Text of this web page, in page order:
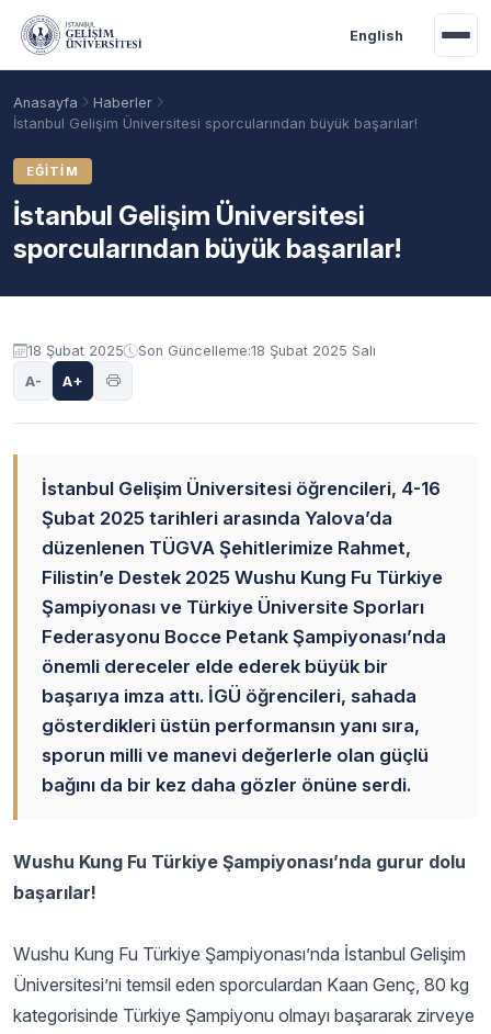
Ana içeriğe geç
English
Akademik Takvim
Anasayfa
Haberler
İstanbul Gelişim Üniversitesi sporcularından büyük başarılar!
EĞITIM
İstanbul Gelişim Üniversitesi
sporcularından büyük başarılar!
18 Şubat 2025 Son Güncelleme:18 Şubat 2025 Salı
A- A+
İstanbul Gelişim Üniversitesi öğrencileri, 4-16
Şubat 2025 tarihleri arasında Yalova’da
düzenlenen TÜGVA Şehitlerimize Rahmet,
Filistin’e Destek 2025 Wushu Kung Fu Türkiye
Şampiyonası ve Türkiye Üniversite Sporları
Federasyonu Bocce Petank Şampiyonası’nda
önemli dereceler elde ederek büyük bir
başarıya imza attı. İGÜ öğrencileri, sahada
gösterdikleri üstün performansın yanı sıra,
sporun milli ve manevi değerlerle olan güçlü
bağını da bir kez daha gözler önüne serdi.
Wushu Kung Fu Türkiye Şampiyonası’nda gurur dolu
başarılar!
Wushu Kung Fu Türkiye Şampiyonası’nda İstanbul Gelişim
Üniversitesi’ni temsil eden sporculardan Kaan Genç, 80 kg
kategorisinde Türkiye Şampiyonu olmayı başararak zirveye